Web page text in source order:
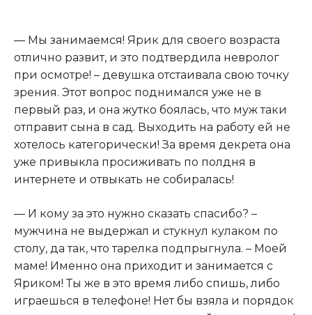
— Мы занимаемся! Ярик для своего возраста
отлично развит, и это подтвердила невролог
при осмотре! – девушка отстаивала свою точку
зрения. Этот вопрос поднимался уже не в
первый раз, и она жутко боялась, что муж таки
отправит сына в сад. Выходить на работу ей не
хотелось категорически! За время декрета она
уже привыкла просиживать по полдня в
интернете и отвыкать не собиралась!
— И кому за это нужно сказать спасибо? –
мужчина не выдержал и стукнул кулаком по
столу, да так, что тарелка подпрыгнула. – Моей
маме! Именно она приходит и занимается с
Яриком! Ты же в это время либо спишь, либо
играешься в телефоне! Нет бы взяла и порядок